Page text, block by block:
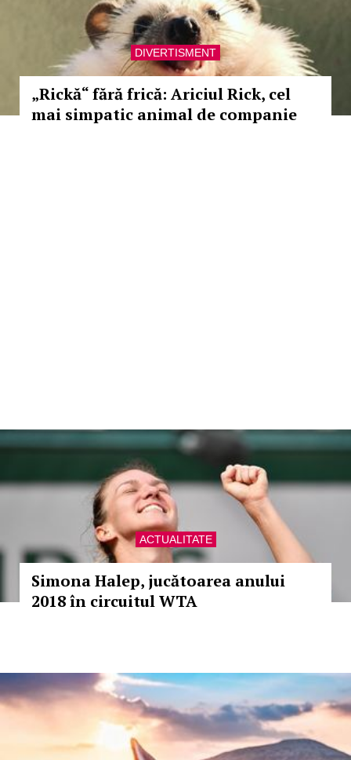
DIVERTISMENT
„Rickă“ fără frică: Ariciul Rick, cel
mai simpatic animal de companie
ACTUALITATE
Simona Halep, jucătoarea anului
2018 în circuitul WTA